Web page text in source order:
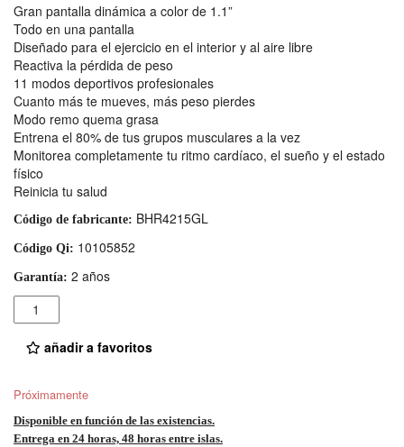
Gran pantalla dinámica a color de 1.1”
Todo en una pantalla
Diseñado para el ejercicio en el interior y al aire libre
Reactiva la pérdida de peso
11 modos deportivos profesionales
Cuanto más te mueves, más peso pierdes
Modo remo quema grasa
Entrena el 80% de tus grupos musculares a la vez
Monitorea completamente tu ritmo cardíaco, el sueño y el estado
físico
Reinicia tu salud
Código de fabricante: BHR4215GL
Código Qi: 10105852
Garantía: 2 años
Cantidad
añadir a favoritos
Próximamente
Disponible en función de las existencias.
Entrega en 24 horas, 48 horas entre islas.